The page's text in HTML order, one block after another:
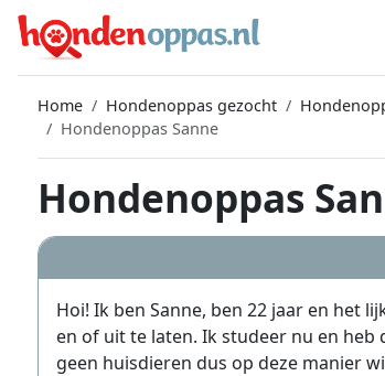
Home Hondenoppas gezocht
Hondenoppas Sanne
Hondenoppas
Hoi! Ik ben Sanne, ben 22 jaar en het
en of uit te laten. Ik studeer nu en heb
geen huisdieren dus op deze manier